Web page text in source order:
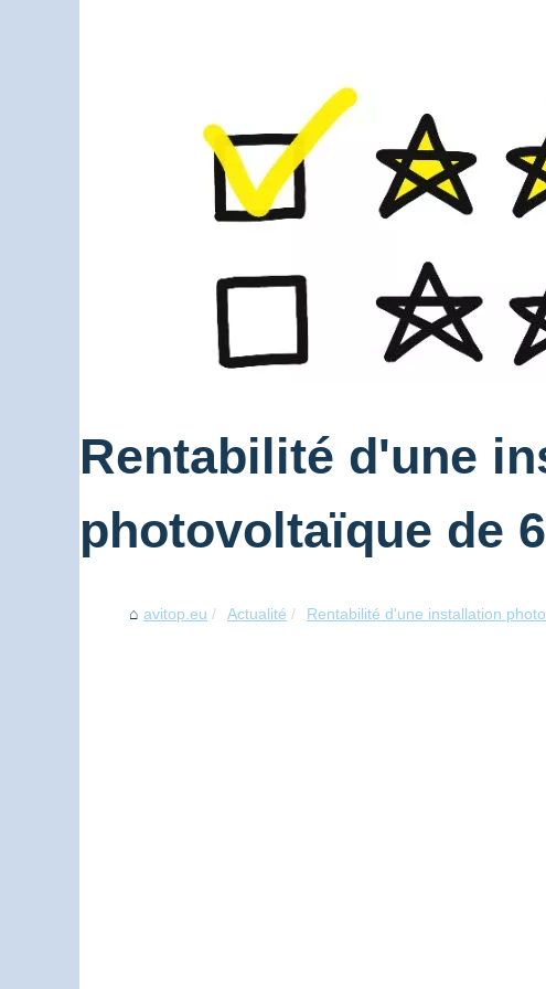
Rentabilité d'une
photovoltaïque de
avitop.eu Actualité Rentabilité d'une installation